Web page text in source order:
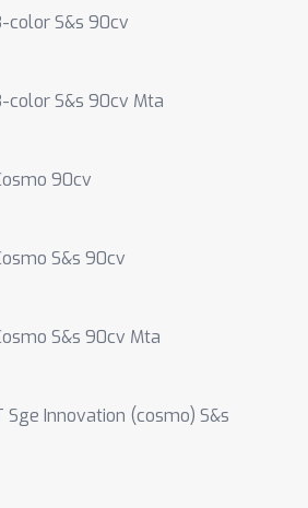
color S&s 90cv
color S&s 90cv Mta
90cv
S&s 90cv
S&s 90cv Mta
Sge Innovation (cosmo) S&s